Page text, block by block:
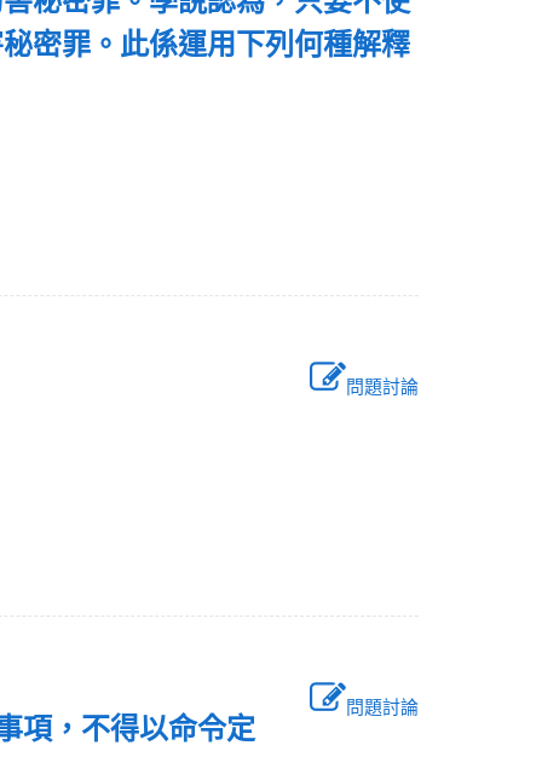
密罪。此係運用下列何種解釋
問題討論
問題討論
項，不得以命令定